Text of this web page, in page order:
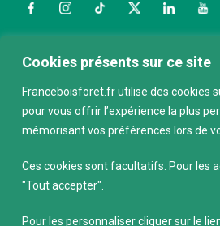
Cookies présents sur ce site
Franceboisforet.fr utilise des cookies
pour vous offrir l’expérience la plus
mémorisant vos préférences lors de
Ces cookies sont facultatifs. Pour les
"Tout accepter".
Pour les personnaliser cliquer sur le
FacebookInstagramTikTokTwitterLinkedIn
Nous contacter
ABONNEZ-VOUS À LA
E-mail*